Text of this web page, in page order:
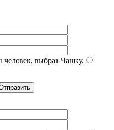
человек, выбрав Чашку.